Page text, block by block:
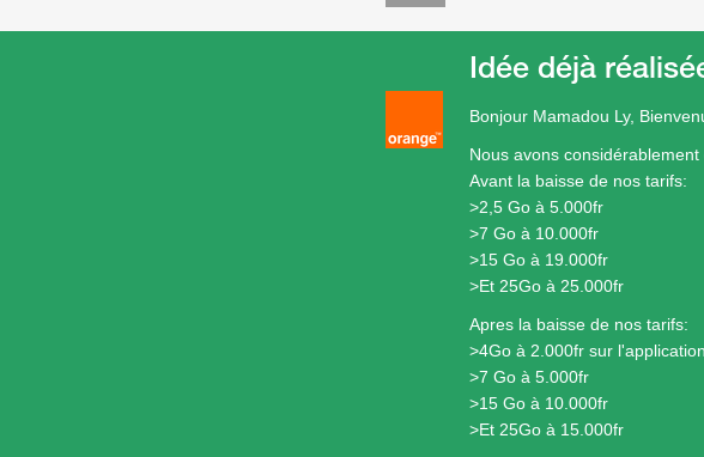
Bonjour Mamadou Ly,
Nous avons
Avant la baisse de nos tarifs:
>2,5 Go à 5.000fr
>7 Go à 10.000fr
>15 Go à 19.000fr
>Et 25Go à 25.000fr
Apres la baisse de nos tarifs:
>4Go à 2.000fr sur
>7 Go à 5.000fr
>15 Go à 10.000fr
>Et 25Go à 15.000fr
Idée déjà